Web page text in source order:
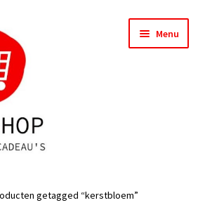
Menu
getagged “kerstbloem”